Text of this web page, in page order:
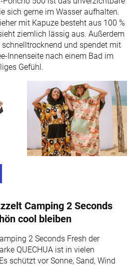
sich gerne im Wasser aufhalten.
mit Kapuze besteht aus 100 %
ziemlich lässig aus. Außerdem
und spendet mit
Innenseite nach einem Bad im
Gefühl.
Camping 2 Seconds
cool bleiben
2 Seconds Fresh der
QUECHUA ist in vielen
schützt vor Sonne, Sand, Wind